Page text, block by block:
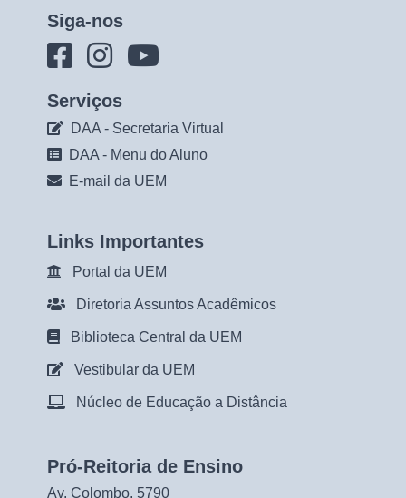
Siga-nos
Serviços
DAA - Secretaria Virtual
DAA - Menu do Aluno
E-mail da UEM
Links Importantes
Portal da UEM
Diretoria Assuntos Acadêmicos
Biblioteca Central da UEM
Vestibular da UEM
Núcleo de Educação a Distância
Pró-Reitoria de Ensino
Av. Colombo, 5790